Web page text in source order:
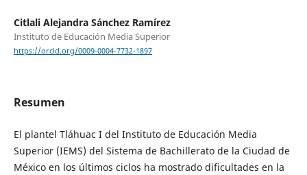
Citlali Alejandra Sánchez Ramírez
Instituto de Educación Media Superior
https://orcid.org/0009-0004-7732-1897
Resumen
El plantel Tláhuac I del Instituto de Educación Media
Superior (IEMS) del Sistema de Bachillerato de la Ciudad de
México en los últimos ciclos ha mostrado dificultades en la